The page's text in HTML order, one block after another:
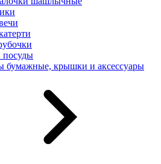
бумажные, крышки и аксессуары